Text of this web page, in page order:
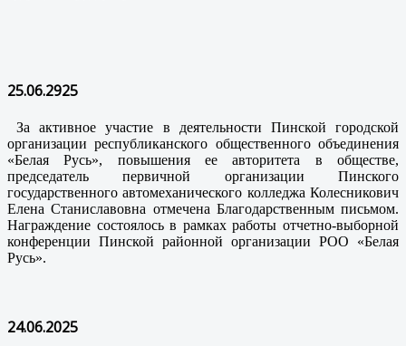
25.06.2925
За активное участие в деятельности Пинской городской
организации республиканского общественного объединения
«Белая Русь», повышения ее авторитета в обществе,
председатель первичной организации Пинского
государственного автомеханического колледжа Колесникович
Елена Станиславовна отмечена Благодарственным письмом.
Награждение состоялось в рамках работы отчетно-выборной
конференции Пинской районной организации РОО «Белая
Русь».
24.06.2025